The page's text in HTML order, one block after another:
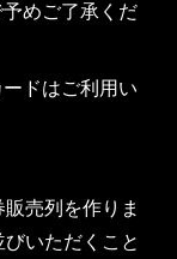
めご了承くだ
ドはご利用い
売列を作りま
いただくこと